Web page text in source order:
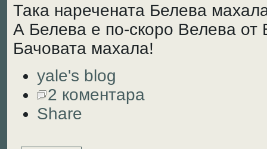
Така наречената Белева
А Белева е по-скоро Велева от
Бачовата махала!
yale's blog
2 коментара
Share